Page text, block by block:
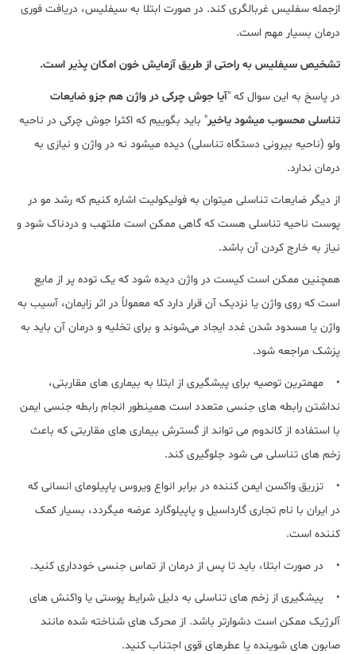
ازجمله سفلیس غربالگری کند. در صورت ابتلا به سیفلیس، دریافت فوری
درمان بسیار مهم است.
تشخیص سیفلیس به راحتی از طریق آزمایش خون امکان پذیر است.
در پاسخ به این سوال که "آیا جوش چرکی در واژن هم جزو ضایعات
تناسلی محسوب میشود یاخیر" باید بگوییم که اکثرا جوش چرکی در ناحیه
ولو (ناحیه بیرونی دستگاه تناسلی) دیده میشود نه در واژن و نیازی به
درمان ندارد.
از دیگر ضایعات تناسلی میتوان به فولیکولیت اشاره کنیم که رشد مو در
پوست ناحیه تناسلی هست که گاهی ممکن است ملتهب و دردناک شود و
نیاز به خارج کردن آن باشد.
همچنین ممکن است کیست در واژن دیده شود که یک توده پر از مایع
است که روی واژن یا نزدیک آن قرار دارد که معمولاً در اثر زایمان، آسیب به
واژن یا مسدود شدن غدد ایجاد می‌شوند و برای تخلیه و درمان آن باید به
پزشک مراجعه شود.
• مهمترین توصیه برای پیشگیری از ابتلا به بیماری های مقاربتی،
نداشتن رابطه های جنسی متعدد است همینطور انجام رابطه جنسی ایمن
با استفاده از کاندوم می تواند از گسترش بیماری های مقاربتی که باعث
زخم های تناسلی می شود جلوگیری کند.
• تزریق واکسن ایمن کننده در برابر انواع ویروس پاپیلومای انسانی که
در ایران با نام تجاری گارداسیل و پاپیلوگارد عرضه میگردد، بسیار کمک
کننده است.
• در صورت ابتلا، باید تا پس از درمان از تماس جنسی خودداری کنید.
• پیشگیری از زخم های تناسلی به دلیل شرایط پوستی یا واکنش های
آلرژیک ممکن است دشوارتر باشد. از محرک های شناخته شده مانند
صابون های شوینده یا عطرهای قوی اجتناب کنید.